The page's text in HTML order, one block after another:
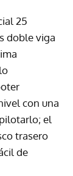
25
doble viga
con una
el
trasero
de